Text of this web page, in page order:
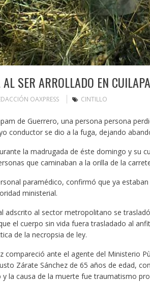
SER ARROLLADO EN
OAXPRESS CINTILLO
de Guerrero, una persona persona
conductor se dio a la fuga, dejando
la madrugada de éste domingo y su
que caminaban a la orilla de la
paramédico, confirmó que ya
ministerial.
adscrito al sector metropolitano se
el cuerpo sin vida fuera trasladado al
de la necropsia de ley.
compareció ante el agente del Ministerio
Zárate Sánchez de 65 años de edad,
y la causa de la muerte fue traumatismo